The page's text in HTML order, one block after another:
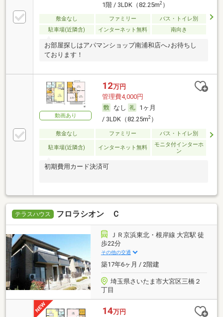
1階 / 3LDK（82.25m2）
敷金なし ファミリー
バス・トイレ別
駐車場(近隣含)
インターネット無料 南向き
お部屋探しはアパマンショップ南浦和店へ♪お待ちし
ております！
動画あり
12万円
管理費4,000円
なし
1ヶ月
/ 3LDK（82.25m2）
敷金なし ファミリー バス・トイレ別
駐車場(近隣含) インターネット無料
モニタ付インターホ
ン
初期費用カード決済可
テラスハウス フロラシオン Ｃ
ＪＲ京浜東北・根岸線 大宮駅 徒
歩22分
その他の交通
築17年6ヶ月 / 2階建
埼玉県さいたま市大宮区三橋２
丁目
14万円